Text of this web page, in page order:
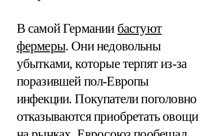
В самой Германии бастуют
фермеры. Они недовольны
убытками, которые терпят из-за
поразившей пол-Европы
инфекции. Покупатели поголовно
отказываются приобретать овощи